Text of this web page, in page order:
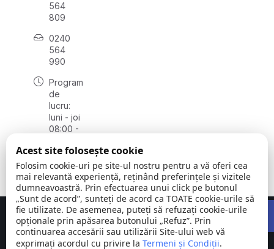
564
809
0240
564
990
Program
de
lucru:
luni - joi
08:00 -
vineri
08:00 -
14:00
Comuna © Toate
Concept realizat deBig Media Relații Publice SRL
Acest site folosește cookie
Folosim cookie-uri pe site-ul nostru pentru a vă oferi cea
mai relevantă experiență, reținând preferințele și vizitele
dumneavoastră. Prin efectuarea unui click pe butonul
„Sunt de acord”, sunteți de acord ca TOATE cookie-urile să
fie utilizate. De asemenea, puteți să refuzați cookie-urile
opționale prin apăsarea butonului „Refuz”. Prin
continuarea accesării sau utilizării Site-ului web vă
exprimați acordul cu privire la Termeni și Condiții.